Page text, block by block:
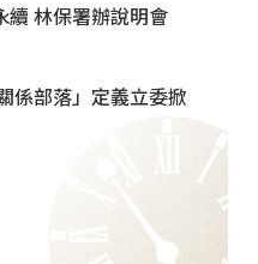
續 林保署辦說明會
係部落」定義立委掀